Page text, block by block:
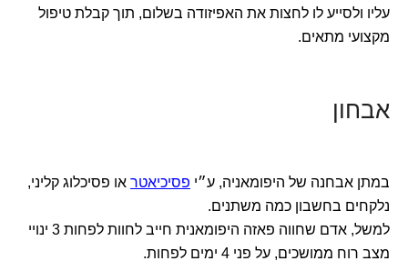
עליו ולסייע לו לחצות את האפיזודה בשלום, תוך קבלת טיפול
מקצועי מתאים.
אבחון
במתן אבחנה של היפומאניה, ע״י פסיכיאטר או פסיכלוג קליני,
נלקחים בחשבון כמה משתנים.
למשל, אדם שחווה פאזה היפומאנית חייב לחוות לפחות 3 ינויי
מצב רוח ממושכים, על פני 4 ימים לפחות.